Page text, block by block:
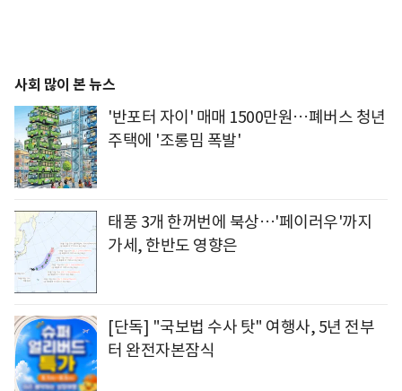
사회 많이 본 뉴스
'반포터 자이' 매매 1500만원…폐버스 청년
주택에 '조롱밈 폭발'
태풍 3개 한꺼번에 북상…'페이러우'까지
가세, 한반도 영향은
[단독] "국보법 수사 탓" 여행사, 5년 전부
터 완전자본잠식